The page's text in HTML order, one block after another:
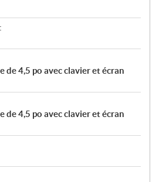
de 4,5 po avec clavier et écran
de 4,5 po avec clavier et écran